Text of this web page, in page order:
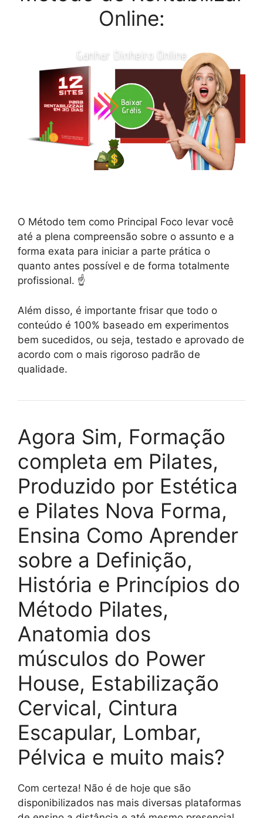
Online:
O Método tem como Principal Foco levar você
até a plena compreensão sobre o assunto e a
forma exata para iniciar a parte prática o
quanto antes possível e de forma totalmente
profissional. ☝️
Além disso, é importante frisar que todo o
conteúdo é 100% baseado em experimentos
bem sucedidos, ou seja, testado e aprovado de
acordo com o mais rigoroso padrão de
qualidade.
Agora Sim, Formação
completa em Pilates,
Produzido por Estética
e Pilates Nova Forma,
Ensina Como Aprender
sobre a Definição,
História e Princípios do
Método Pilates,
Anatomia dos
músculos do Power
House, Estabilização
Cervical, Cintura
Escapular, Lombar,
Pélvica e muito mais?
Com certeza! Não é de hoje que são
disponibilizados nas mais diversas plataformas